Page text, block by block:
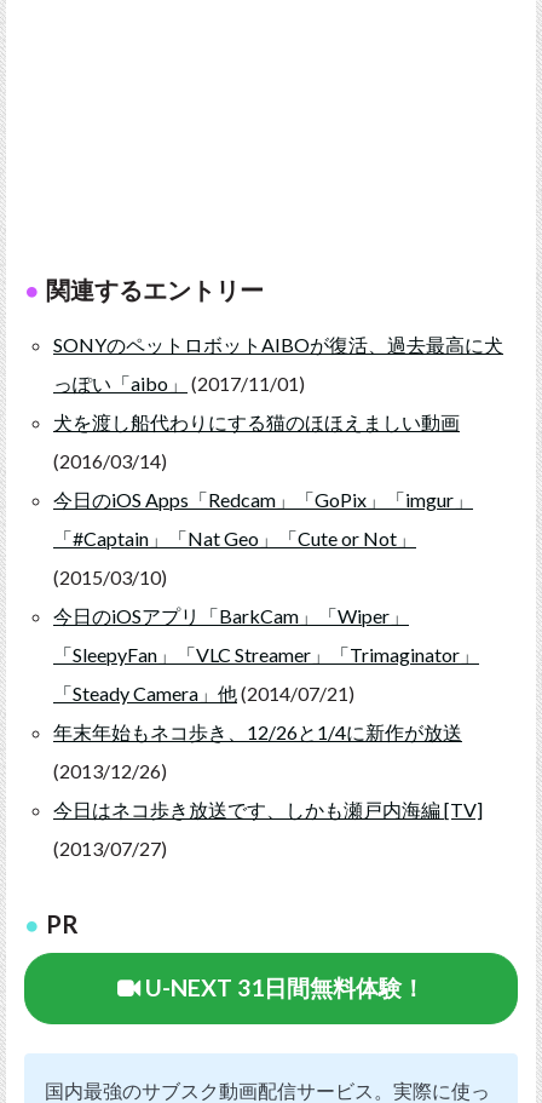
関連するエントリー
SONYのペットロボットAIBOが復活、過去最高に犬
っぽい「aibo」
(2017/11/01)
犬を渡し船代わりにする猫のほほえましい動画
(2016/03/14)
今日のiOS Apps「Redcam」「GoPix」「imgur」
「#Captain」「Nat Geo」「Cute or Not」
(2015/03/10)
今日のiOSアプリ「BarkCam」「Wiper」
「SleepyFan」「VLC Streamer」「Trimaginator」
「Steady Camera」他(2014/07/21)
年末年始もネコ歩き、12/26と1/4に新作が放送
(2013/12/26)
今日はネコ歩き放送です、しかも瀬戸内海編 [TV]
(2013/07/27)
PR
U-NEXT 31日間無料体験！
国内最強のサブスク動画配信サービス。実際に使っ